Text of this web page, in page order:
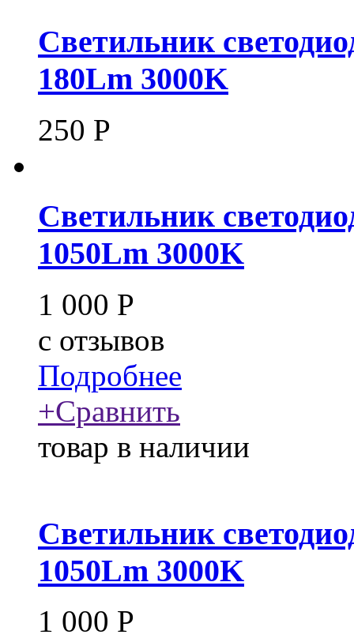
Светильник
180Lm 3000K
250 Р
Светильник
1050Lm 3000K
1 000 Р
c отзывов
Подробнее
+Сравнить
товар в наличии
Светильник
1050Lm 3000K
1 000 Р